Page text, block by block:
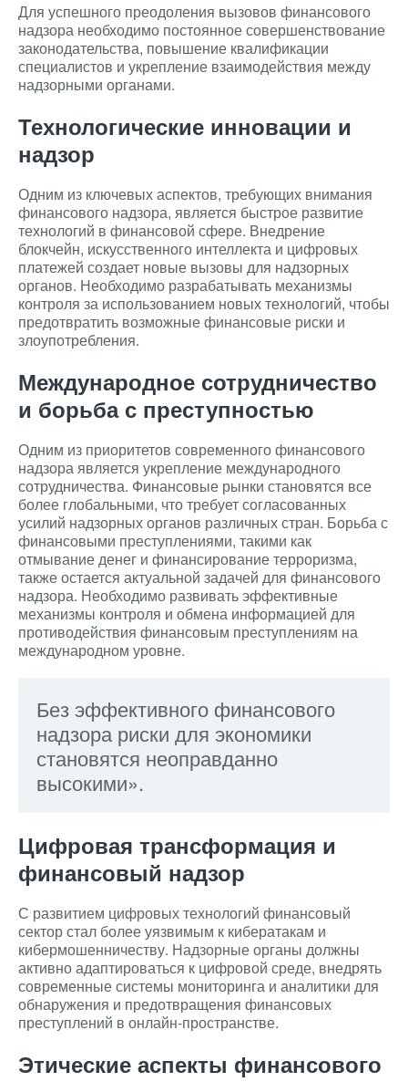
Для успешного преодоления вызовов финансового
надзора необходимо постоянное совершенствование
законодательства, повышение квалификации
специалистов и укрепление взаимодействия между
надзорными органами.
Технологические инновации и
надзор
Одним из ключевых аспектов, требующих внимания
финансового надзора, является быстрое развитие
технологий в финансовой сфере. Внедрение
блокчейн, искусственного интеллекта и цифровых
платежей создает новые вызовы для надзорных
органов. Необходимо разрабатывать механизмы
контроля за использованием новых технологий, чтобы
предотвратить возможные финансовые риски и
злоупотребления.
Международное сотрудничество
и борьба с преступностью
Одним из приоритетов современного финансового
надзора является укрепление международного
сотрудничества. Финансовые рынки становятся все
более глобальными, что требует согласованных
усилий надзорных органов различных стран. Борьба с
финансовыми преступлениями, такими как
отмывание денег и финансирование терроризма,
также остается актуальной задачей для финансового
надзора. Необходимо развивать эффективные
механизмы контроля и обмена информацией для
противодействия финансовым преступлениям на
международном уровне.
Без эффективного финансового
надзора риски для экономики
становятся неоправданно
высокими».
Цифровая трансформация и
финансовый надзор
С развитием цифровых технологий финансовый
сектор стал более уязвимым к кибератакам и
кибермошенничеству. Надзорные органы должны
активно адаптироваться к цифровой среде, внедрять
современные системы мониторинга и аналитики для
обнаружения и предотвращения финансовых
преступлений в онлайн-пространстве.
Этические аспекты финансового